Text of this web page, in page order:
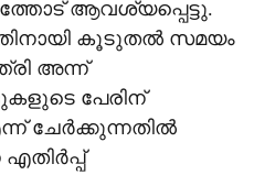
ആവശ്യപ്പെട്ടു.
കൂടുതല്‍ സമയം
അന്ന്
പേരിന്
ചേര്‍ക്കുന്നതില്‍